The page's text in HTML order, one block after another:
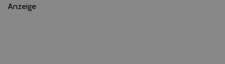
Anzeige